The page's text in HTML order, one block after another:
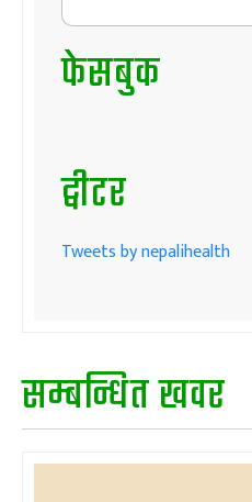
फेसबुक
ट्वीटर
Tweets by nepalihealth
सम्बन्धित खवर